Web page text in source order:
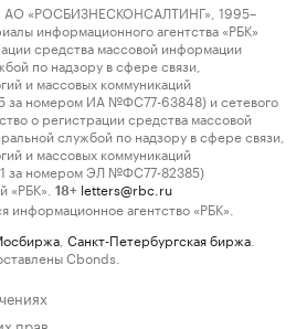
«РОСБИЗНЕСКОНСАЛТИНГ», 1995–
информационного агентства «РБК»
средства массовой информации
по надзору в сфере связи,
и массовых коммуникаций
за номером ИА №ФС77-63848) и сетевого
о регистрации средства массовой
службой по надзору в сфере связи,
и массовых коммуникаций
за номером ЭЛ №ФС77-82385)
«РБК».
18+ letters@rbc.ru
информационное агентство «РБК».
Санкт-Петербургская биржа
Cbonds.
прав